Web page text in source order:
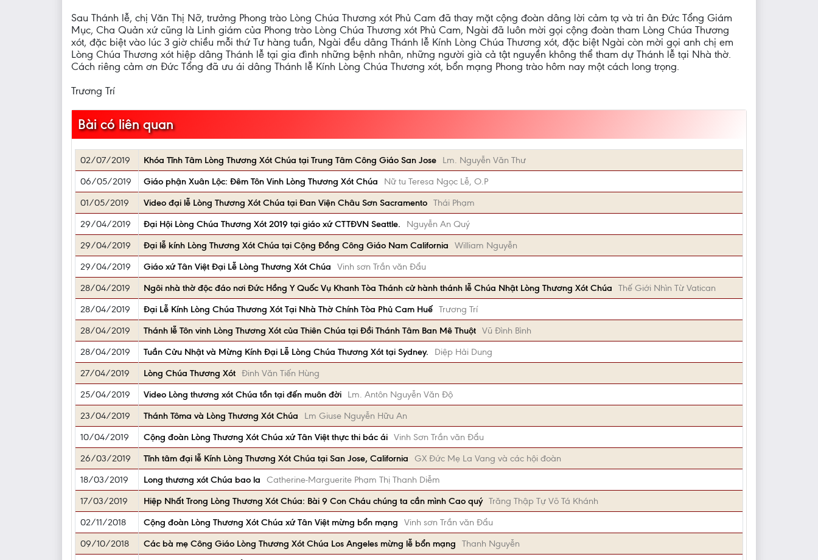
Sau Thánh lễ, chị Văn Thị Nỡ, trưởng Phong trào Lòng Chúa Thương xót Phủ Cam đã thay mặt cộng đoàn dâng lời cảm tạ và tri ân Đức Tổng Giám
Mục, Cha Quản xứ cũng là Linh giám của Phong trào Lòng Chúa Thương xót Phủ Cam, Ngài đã luôn mời gọi cộng đoàn tham Lòng Chúa Thương
xót, đặc biệt vào lúc 3 giờ chiều mỗi thứ Tư hàng tuần, Ngài đều dâng Thánh lễ Kính Lòng Chúa Thương xót, đặc biệt Ngài còn mời gọi anh chị em
Lòng Chúa Thương xót hiệp dâng Thánh lễ tại gia đình những bệnh nhân, những người già cả tật nguyền không thể tham dự Thánh lễ tại Nhà thờ.
Cách riêng cảm ơn Đức Tổng đã ưu ái dâng Thánh lễ Kính Lòng Chúa Thương xót, bổn mạng Phong trào hôm nay một cách long trọng.
Trương Trí
Bài có liên quan
02/07/2019 Khóa Tĩnh Tâm Lòng Thương Xót Chúa tại Trung Tâm Công Giáo San Jose
Lm. Nguyễn Văn Thư
06/05/2019
Giáo phận Xuân Lộc: Đêm Tôn Vinh Lòng Thương Xót Chúa
Nữ tu Teresa Ngọc Lễ, O.P
01/05/2019
Video đại lễ Lòng Thương Xót Chúa tại Đan Viện Châu Sơn Sacramento Thái Phạm
29/04/2019
Đại Hội Lòng Chúa Thương Xót 2019 tại giáo xứ CTTĐVN Seattle.
Nguyễn An Quý
29/04/2019
Đại lễ kính Lòng Thương Xót Chúa tại Cộng Đồng Công Giáo Nam California
William Nguyễn
29/04/2019
Giáo xứ Tân Việt Đại Lễ Lòng Thương Xót Chúa
Vinh sơn Trần văn Đẩu
28/04/2019
Ngôi nhà thờ độc đáo nơi Đức Hồng Y Quốc Vụ Khanh Tòa Thánh cử hành thánh lễ Chúa Nhật Lòng Thương Xót Chúa
Thế Giới Nhìn Từ Vatican
28/04/2019
Đại Lễ Kính Lòng Chúa Thương Xót Tại Nhà Thờ Chính Tòa Phủ Cam Huế Trương Trí
28/04/2019
Thánh lễ Tôn vinh Lòng Thương Xót của Thiên Chúa tại Đồi Thánh Tâm Ban Mê Thuột Vũ Đình Bình
28/04/2019
Tuần Cửu Nhật và Mừng Kính Đại Lễ Lòng Chúa Thương Xót tại Sydney.
Diệp Hải Dung
27/04/2019
Lòng Chúa Thương Xót Đinh Văn Tiến Hùng
25/04/2019
Video Lòng thương xót Chúa tồn tại đến muôn đời
Lm. Antôn Nguyễn Văn Độ
23/04/2019
Thánh Tôma và Lòng Thương Xót Chúa
Lm Giuse Nguyễn Hữu An
10/04/2019
Cộng đoàn Lòng Thương Xót Chúa xứ Tân Việt thực thi bác ái Vinh Sơn Trần văn Đẩu
26/03/2019
Tĩnh tâm đại lễ Kính Lòng Thương Xót Chúa tại San Jose, California
GX Đức Mẹ La Vang và các hội đoàn
18/03/2019
Long thương xót Chúa bao la
Catherine-Marguerite Phạm Thị Thanh Diễm
17/03/2019
Hiệp Nhất Trong Lòng Thương Xót Chúa: Bài 9 Con Cháu chúng ta cần mình Cao quý Trăng Thập Tự Võ Tá Khánh
02/11/2018
Cộng đoàn Lòng Thương Xót Chúa xứ Tân Việt mừng bổn mạng
Vinh sơn Trần văn Đẩu
09/10/2018
Các bà mẹ Công Giáo Lòng Thương Xót Chúa Los Angeles mừng lễ bổn mạng
Thanh Nguyễn